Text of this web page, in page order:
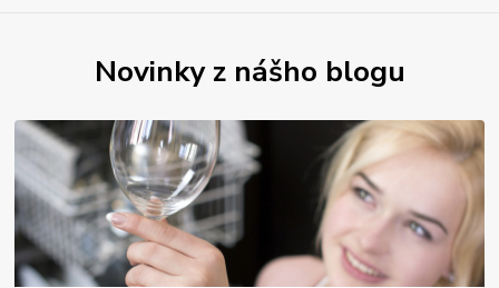
Novinky z nášho blogu